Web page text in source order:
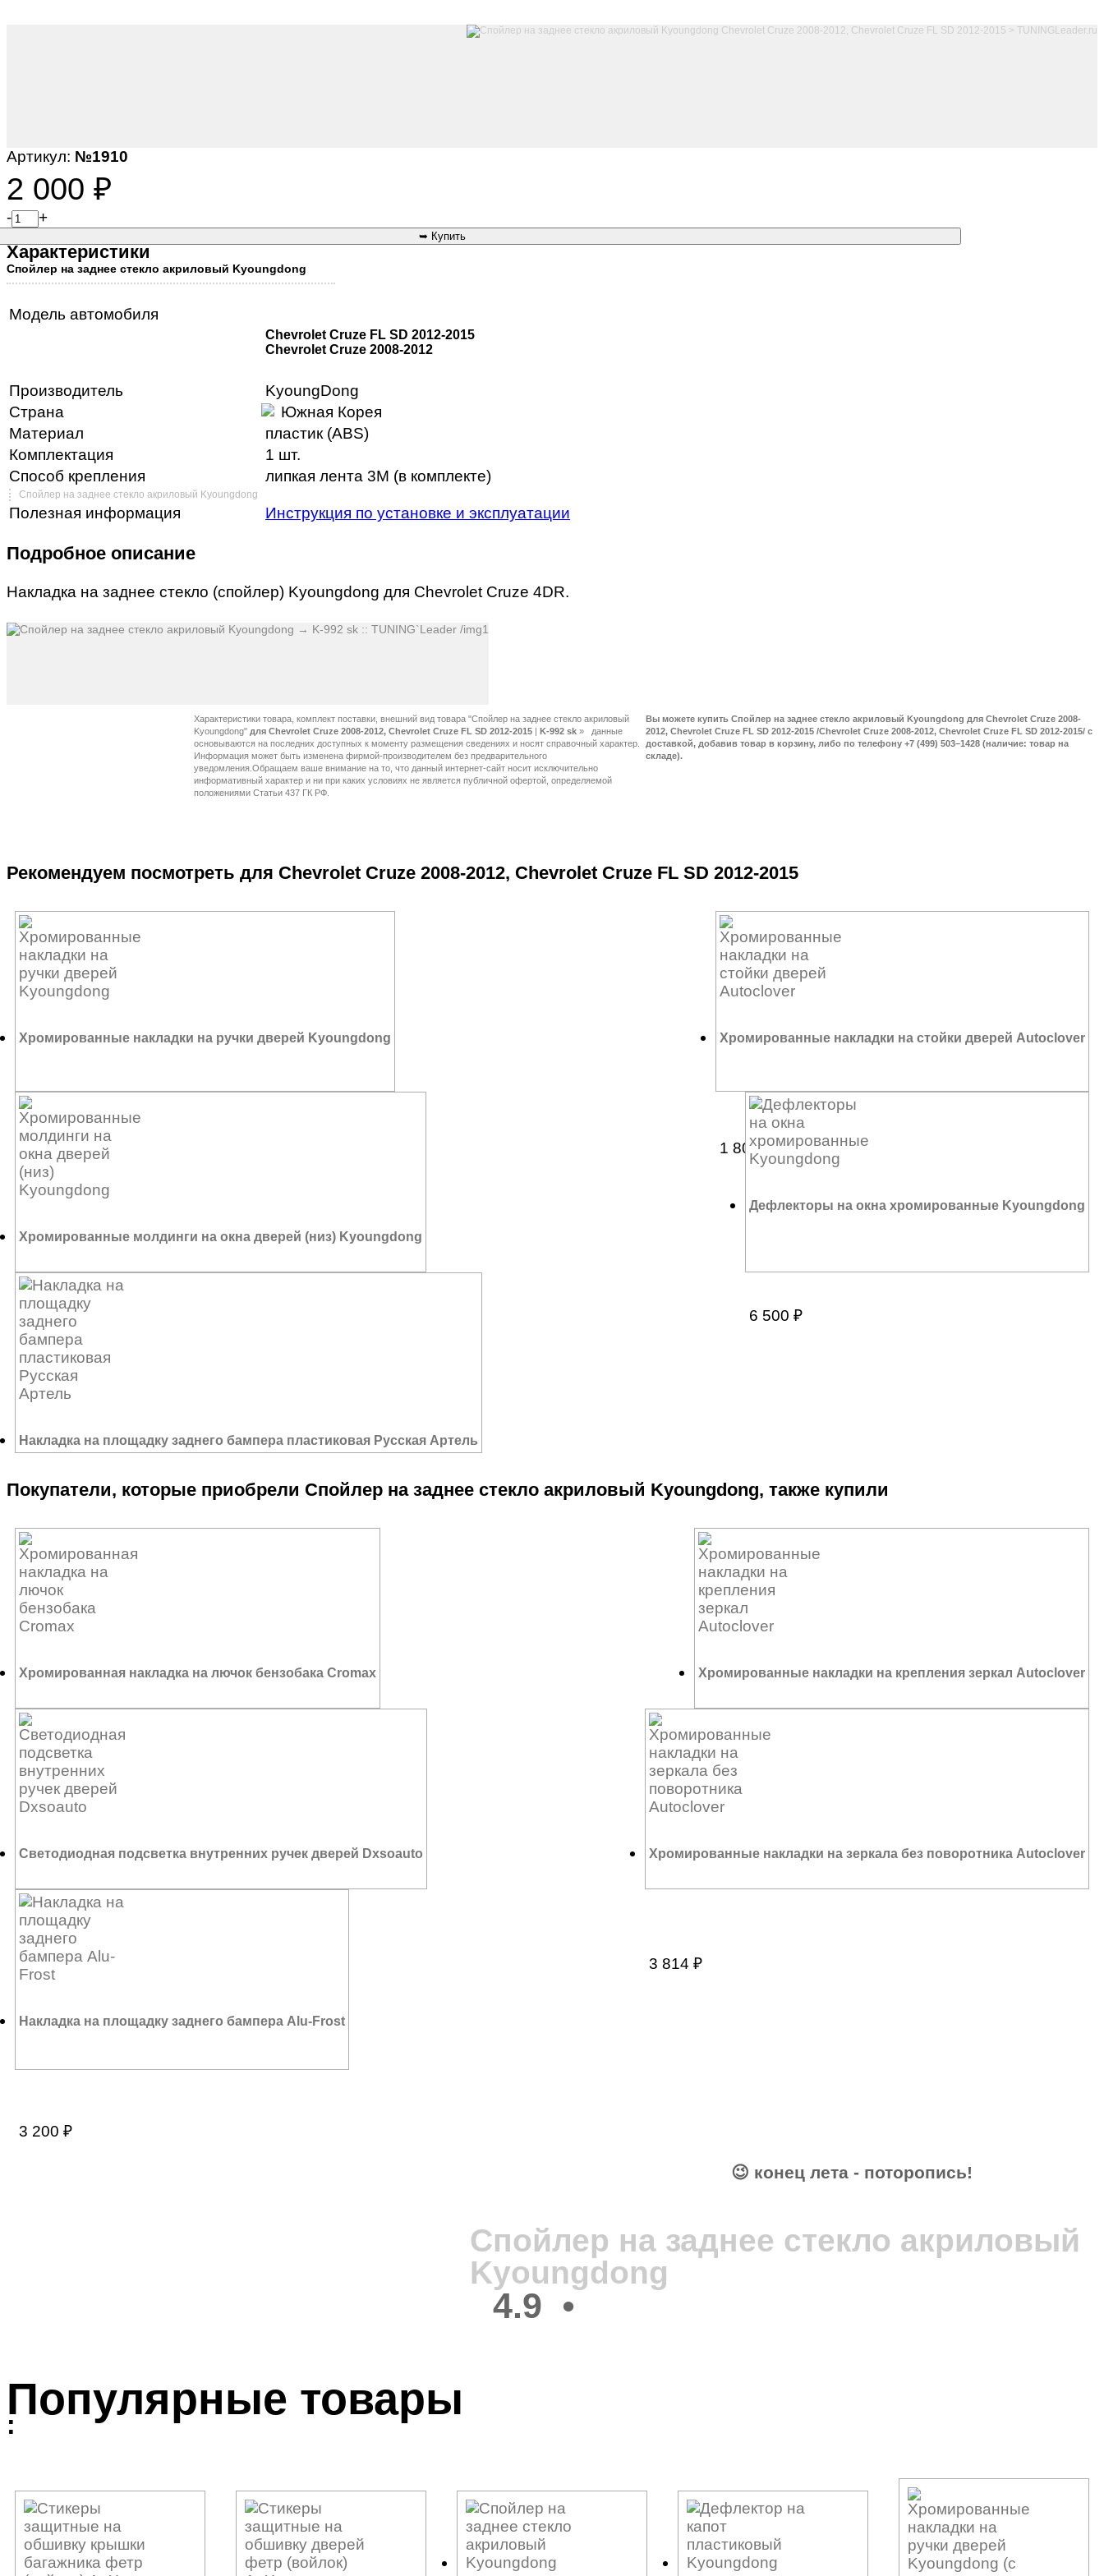
Артикул: №1910
2 000 ₽
- +
Характеристики
Спойлер на заднее стекло акриловый Kyoungdong
Модель автомобиля
Chevrolet Cruze FL SD 2012-2015
Chevrolet Cruze 2008-2012
Производитель
KyoungDong
Страна
Южная Корея
Материал
пластик (ABS)
Комплектация
1 шт.
Способ крепления
липкая лента 3M (в комплекте)
Спойлер на заднее стекло акриловый Kyoungdong
Полезная информация Инструкция по установке и эксплуатации
Подробное описание
Накладка на заднее стекло (спойлер) Kyoungdong для Chevrolet Cruze 4DR.
Вы можете купить Спойлер на заднее стекло акриловый Kyoungdong для Chevrolet Cruze 2008-
2012, Chevrolet Cruze FL SD 2012-2015 /Chevrolet Cruze 2008-2012, Chevrolet Cruze FL SD 2012-2015/ с
доставкой, добавив товар в корзину, либо по телефону +7 (499) 503–1428 (наличие: товар на
складе).
Характеристики товара, комплект поставки, внешний вид товара "Спойлер на заднее стекло акриловый
Kyoungdong" для Chevrolet Cruze 2008-2012, Chevrolet Cruze FL SD 2012-2015 | K-992 sk »
Рекомендуем посмотреть для Chevrolet Cruze 2008-2012, Chevrolet Cruze FL SD 2012-2015
Хромированные накладки на ручки дверей Kyoungdong
5 040₽
Хромированные накладки на стойки дверей Autoclover
1 800₽
Хромированные молдинги на окна дверей (низ) Kyoungdong
4 050₽
Дефлекторы на окна хромированные Kyoungdong
6 500 ₽
Накладка на площадку заднего бампера пластиковая Русская Артель
1 462₽
Покупатели, которые приобрели Спойлер на заднее стекло акриловый Kyoungdong, также купили
Хромированная накладка на лючок бензобака Cromax
1 013 ₽
Хромированные накладки на крепления зеркал Autoclover
4 747
Светодиодная подсветка внутренних ручек дверей Dxsoauto
4 036₽
Хромированные накладки на зеркала без поворотника Autoclover
3 814 ₽
Накладка на площадку заднего бампера Alu-Frost
3 200 ₽
😉 конец лета - поторопись!
Спойлер на заднее стекло акриловый
Kyoungdong
4.9 •
Популярные товары
: